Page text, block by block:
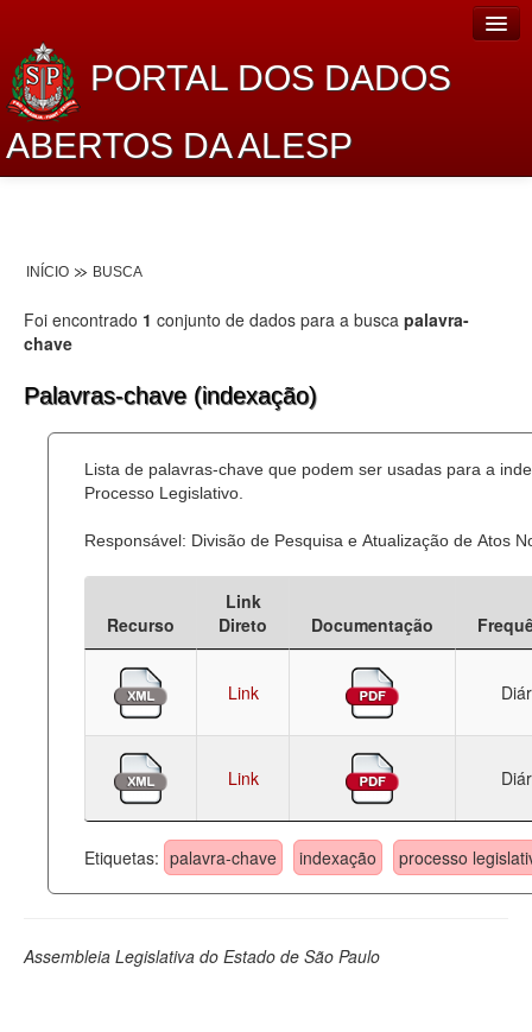
PORTAL DOS DADOS
ABERTOS DA ALESP
Lei de Acesso à Informação
Dados Governamentais Abertos
Planejamento
Catálogo de dados
Administração
Legislação
Perguntas frequentes
INÍCIO BUSCA
Foi encontrado 1 conjunto de dados para a busca palavra-
chave
Palavras-chave (indexação)
Lista de palavras-chave que podem ser usadas para a
Processo Legislativo.
Responsável: Divisão de Pesquisa e Atualização de Atos
Recurso
Link
Direto
Documentação
Link
Link
Etiquetas: palavra-chave indexação processo
Assembleia Legislativa do Estado de São Paulo